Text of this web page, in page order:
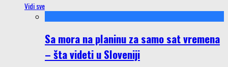
Vidi sve
Sa mora na planinu za samo sat vremena
– šta videti u Sloveniji